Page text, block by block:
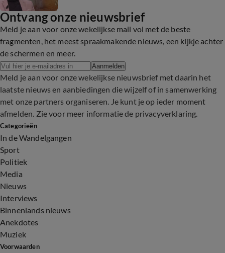
Ontvang onze nieuwsbrief
Meld je aan voor onze wekelijkse mail vol met de beste
fragmenten, het meest spraakmakende nieuws, een kijkje achter
de schermen en meer.
Aanmelden
Meld je aan voor onze wekelijkse nieuwsbrief met daarin het
laatste nieuws en aanbiedingen die wijzelf of in samenwerking
met onze partners organiseren. Je kunt je op ieder moment
afmelden. Zie voor meer informatie de privacyverklaring.
Categorieën
In de Wandelgangen
Sport
Politiek
Media
Nieuws
Interviews
Binnenlands nieuws
Anekdotes
Muziek
Voorwaarden